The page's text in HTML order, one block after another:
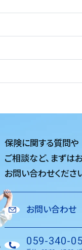
保険に関する質問や
ご相談など、 まずは
お問い合わせくださ
お問い合わせ
059-340-